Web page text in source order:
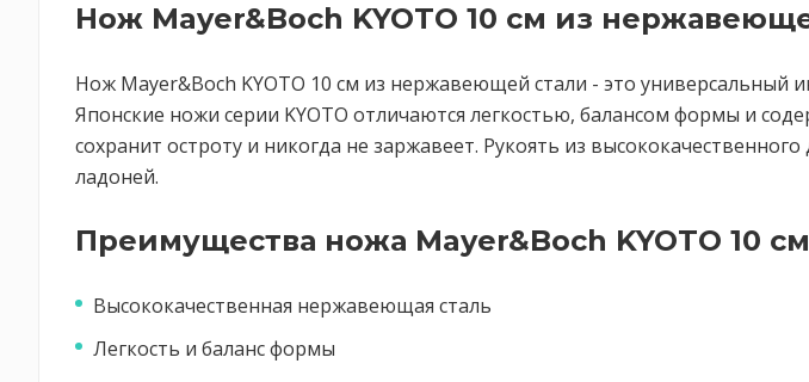
Нож Mayer&Boch KYOTO 10 см из
Нож Mayer&Boch KYOTO 10 см из нержавеющей стали - это универсальный
Японские ножи серии KYOTO отличаются легкостью, балансом формы и
сохранит остроту и никогда не заржавеет. Рукоять из
ладоней.
Преимущества ножа Mayer&Boch KYOTO 10
Высококачественная нержавеющая сталь
Легкость и баланс формы